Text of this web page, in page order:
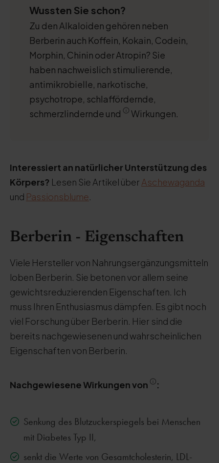
Wussten Sie schon?
Zu den Alkaloiden gehören neben
Berberin auch Koffein, Kokain, Codein,
Morphin, Chinin oder Atropin? Sie
haben nachweislich stimulierende,
antimikrobielle, narkotische,
psychotrope, schlaffördernde,
schmerzlindernde und
Wirkungen.
Interessiert an natürlicher Unterstützung des
Körpers? Lesen Sie Artikel über Aschewaganda
und Passionsblume.
Berberin - Eigenschaften
Viele Hersteller von Nahrungsergänzungsmitteln
loben Berberin. Sie betonen vor allem seine
gewichtsreduzierenden Eigenschaften. Ich
muss Ihren Enthusiasmus dämpfen. Es gibt noch
viel Forschung über Berberin. Hier sind die
bereits nachgewiesenen und wahrscheinlichen
Eigenschaften von Berberin.
Nachgewiesene Wirkungen von :
Senkung des Blutzuckerspiegels bei Menschen
mit Diabetes Typ II,
senkt die Werte von Gesamtcholesterin, LDL-